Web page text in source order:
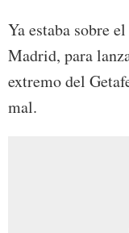
Ya estaba sobre
Madrid, para
extremo del
mal.